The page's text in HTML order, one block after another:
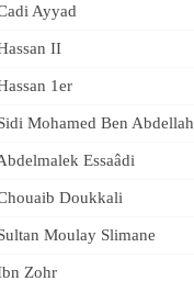
Ayyad
II
1er
Mohamed Ben Abdellah
Essaâdi
Doukkali
Moulay Slimane
Zohr